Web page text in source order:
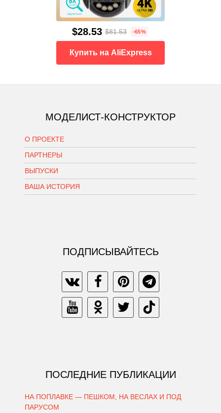
$28.53 $81.53 -65%
Купить на AliExpress
МОДЕЛИСТ-КОНСТРУКТОР
О ПРОЕКТЕ
ПАРТНЕРЫ
ВЫПУСКИ
ВАША ИСТОРИЯ
ПОДПИСЫВАЙТЕСЬ
ПОСЛЕДНИЕ ПУБЛИКАЦИИ
НА ПОПЛАВКЕ — ПЕШКОМ, НА ВЕСЛАХ И ПОД
ПАРУСОМ